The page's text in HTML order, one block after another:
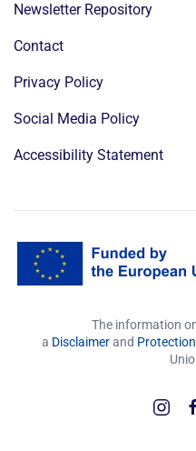
Newsletter Repository
Contact
Privacy Policy
Social Media Policy
Accessibility Statement
The information
a Disclaimerand